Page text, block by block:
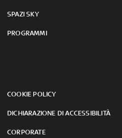
SPAZI SKY
PROGRAMMI
COOKIE POLICY
DICHIARAZIONE DI ACCESSIBILITÀ
CORPORATE